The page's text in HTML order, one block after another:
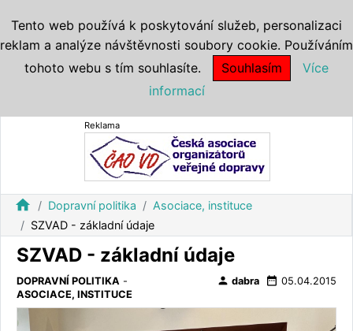
Reklama
home Dopravní politika
Asociace, instituce
SZVAD - základní údaje
SZVAD - základní údaje
DOPRAVNÍ POLITIKA -
ASOCIACE, INSTITUCE
person dabra date_range 05.04.2015
Tento web používá k poskytování služeb, personalizaci
reklam a analýze návštěvnosti soubory cookie. Používáním
tohoto webu s tím souhlasíte.
Souhlasím
Více
informací